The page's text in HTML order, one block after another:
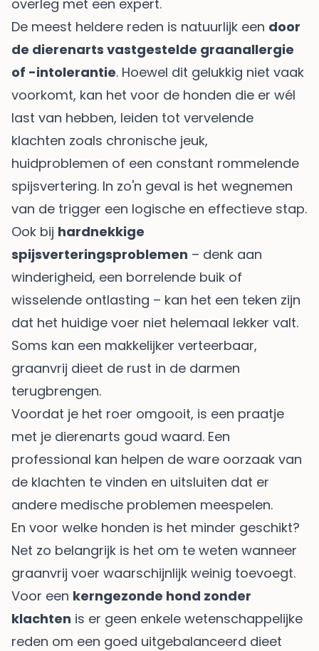
overleg met een expert.
De meest heldere reden is natuurlijk een door
de dierenarts vastgestelde graanallergie
of -intolerantie. Hoewel dit gelukkig niet vaak
voorkomt, kan het voor de honden die er wél
last van hebben, leiden tot vervelende
klachten zoals chronische jeuk,
huidproblemen of een constant rommelende
spijsvertering. In zo'n geval is het wegnemen
van de trigger een logische en effectieve stap.
Ook bij hardnekkige
spijsverteringsproblemen – denk aan
winderigheid, een borrelende buik of
wisselende ontlasting – kan het een teken zijn
dat het huidige voer niet helemaal lekker valt.
Soms kan een makkelijker verteerbaar,
graanvrij dieet de rust in de darmen
terugbrengen.
Voordat je het roer omgooit, is een praatje
met je dierenarts goud waard. Een
professional kan helpen de ware oorzaak van
de klachten te vinden en uitsluiten dat er
andere medische problemen meespelen.
En voor welke honden is het minder geschikt?
Net zo belangrijk is het om te weten wanneer
graanvrij voer waarschijnlijk weinig toevoegt.
Voor een kerngezonde hond zonder
klachten is er geen enkele wetenschappelijke
reden om een goed uitgebalanceerd dieet